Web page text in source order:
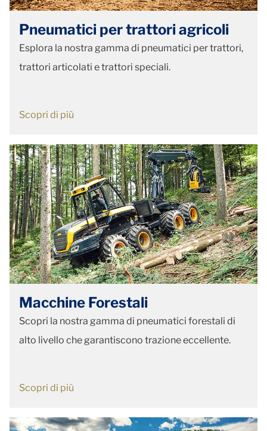
Pneumatici per trattori agricoli
Esplora la nostra gamma di pneumatici per trattori,
trattori articolati e trattori speciali.
Scopri di più
Macchine Forestali
Scopri la nostra gamma di pneumatici forestali di
alto livello che garantiscono trazione eccellente.
Scopri di più